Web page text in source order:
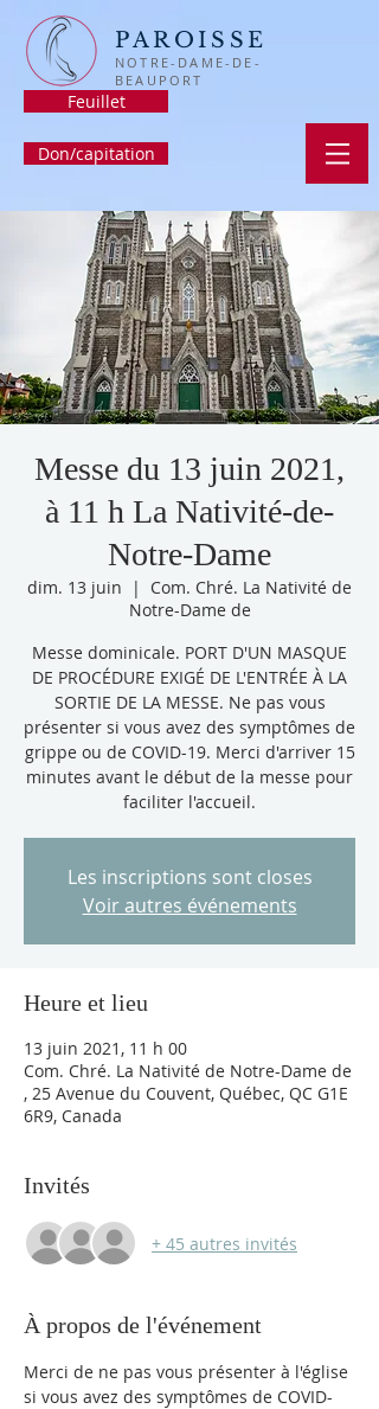
PAROISSE
NOTRE-DAME-DE-
BEAUPORT
Feuillet
Don/capitation
Messe du 13 juin 2021,
à 11 h La Nativité-de-
Notre-Dame
dim. 13 juin
  |
Com. Chré. La Nativité de
Notre-Dame de
Messe dominicale. PORT D'UN MASQUE
DE PROCÉDURE EXIGÉ DE L'ENTRÉE À LA
SORTIE DE LA MESSE. Ne pas vous
présenter si vous avez des symptômes de
grippe ou de COVID-19. Merci d'arriver 15
minutes avant le début de la messe pour
faciliter l'accueil.
Les inscriptions sont closes
Voir autres événements
Heure et lieu
13 juin 2021, 11 h 00
Com. Chré. La Nativité de Notre-Dame de
, 25 Avenue du Couvent, Québec, QC G1E
6R9, Canada
Invités
+ 45 autres invités
À propos de l'événement
Merci de ne pas vous présenter à l'église
si vous avez des symptômes de COVID-